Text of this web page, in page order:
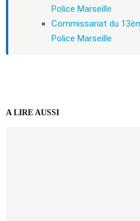
Police Marseille
Commissariat du
Police Marseille
A LIRE AUSSI